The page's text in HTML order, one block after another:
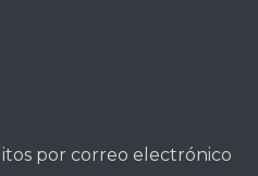
por correo electrónico